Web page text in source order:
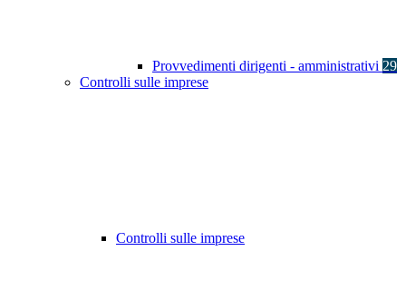
Provvedimenti dirigenti - amministrativi 29
Controlli sulle imprese
Controlli sulle imprese